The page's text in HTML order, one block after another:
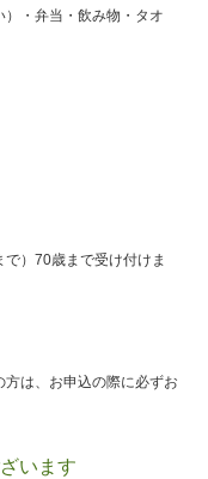
・弁当・飲み物・タオ
）70歳まで受け付けま
は、お申込の際に必ずお
います